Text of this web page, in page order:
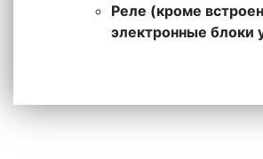
Реле (кроме
электронные блоки